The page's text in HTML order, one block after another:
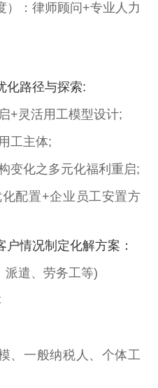
）：律师顾问+专业人力
化路径与探索:
+灵活用工模型设计;
工主体;
变化之多元化福利重启;
配置+企业员工安置方
情况制定化解方案：
派遣、劳务工等)
、一般纳税人、个体工